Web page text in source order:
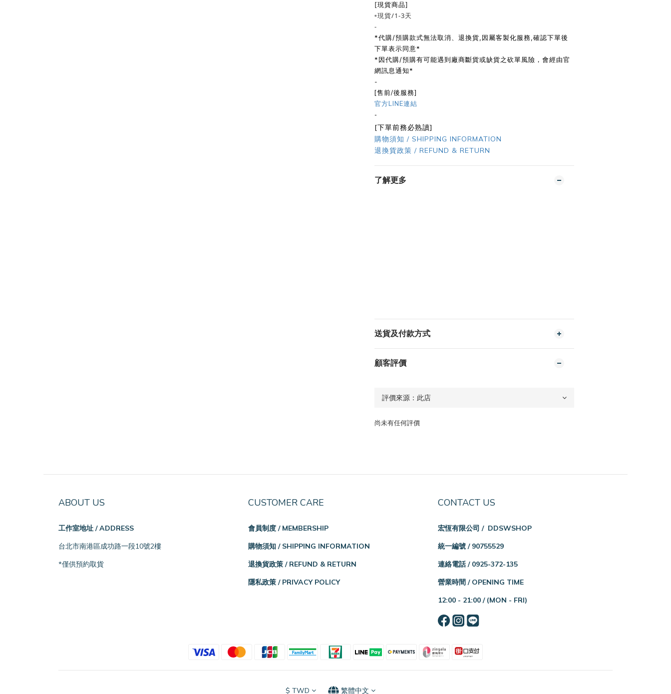
[現貨商品]
▫️現貨/1-3天
-
*代購/預購款式無法取消、退換貨,因屬客製化服務,確認下單後
下單表示同意*
*因代購/預購有可能遇到廠商斷貨或缺貨之砍單風險，會經由官
網訊息通知*
-
[售前/後服務]
官方LINE連結
-
[下單前務必熟讀]
購物須知 / SHIPPING INFORMATION
退換貨政策 / REFUND & RETURN
了解更多
送貨及付款方式
顧客評價
尚未有任何評價
ABOUT US
工作室地址 / ADDRESS
台北市南港區成功路一段10號2樓
*僅供預約取貨
CUSTOMER CARE
會員制度 / MEMBERSHIP
購物須知 / SHIPPING INFORMATION
退換貨政策 / REFUND & RETURN
隱私政策 / PRIVACY POLICY
CONTACT US
宏恆有限公司 / DDSWSHOP
統一編號 / 90755529
連絡電話 / 0925-372-135
營業時間 / OPENING TIME
12:00 - 21:00 / (MON - FRI)
$ TWD 繁體中文